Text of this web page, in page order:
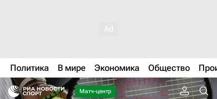
Политика В мире Экономика Общество
Матч-центр